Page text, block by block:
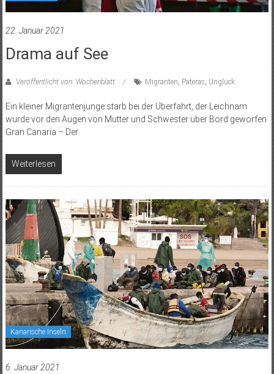
22. Januar 2021
Drama auf See
Veröffentlicht von: Wochenblatt Migranten Pateras Unglück
Ein kleiner Migrantenjunge starb bei der Überfahrt, der Leichnam
wurde vor den Augen von Mutter und Schwester über Bord geworfen
Gran Canaria – Der
Weiterlesen
Kanarische Inseln
6. Januar 2021